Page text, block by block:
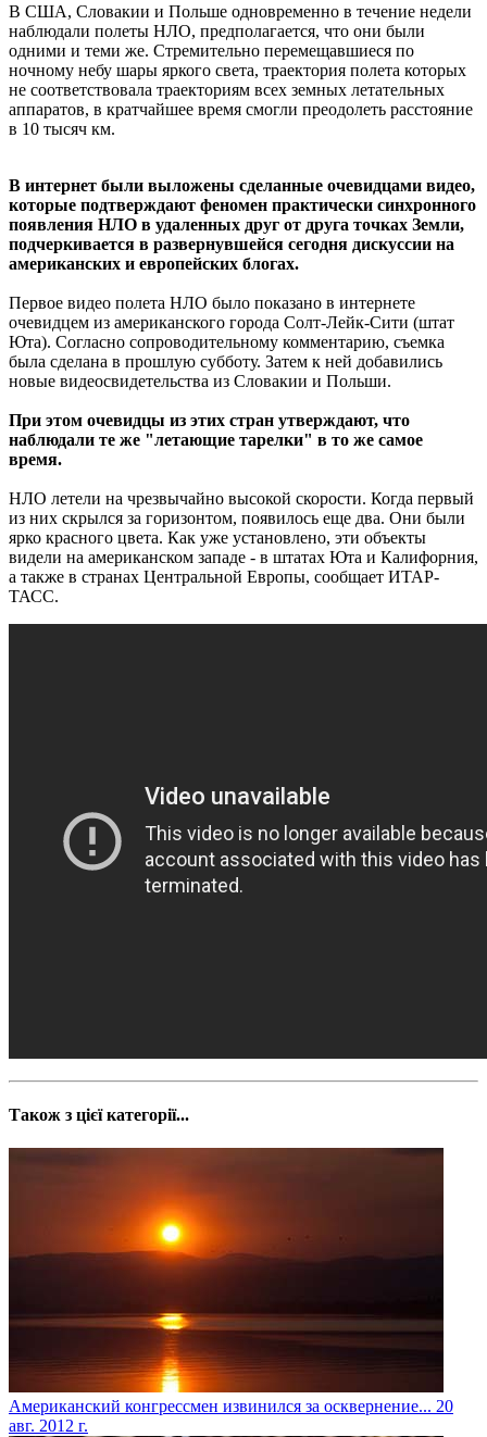
В США, Словакии и Польше одновременно в течение недели
наблюдали полеты НЛО, предполагается, что они были
одними и теми же. Стремительно перемещавшиеся по
ночному небу шары яркого света, траектория полета которых
не соответствовала траекториям всех земных летательных
аппаратов, в кратчайшее время смогли преодолеть расстояние
в 10 тысяч км.
В интернет были выложены сделанные очевидцами видео,
которые подтверждают феномен практически синхронного
появления НЛО в удаленных друг от друга точках Земли,
подчеркивается в развернувшейся сегодня дискуссии на
американских и европейских блогах.
Первое видео полета НЛО было показано в интернете
очевидцем из американского города Солт-Лейк-Сити (штат
Юта). Согласно сопроводительному комментарию, съемка
была сделана в прошлую субботу. Затем к ней добавились
новые видеосвидетельства из Словакии и Польши.
При этом очевидцы из этих стран утверждают, что
наблюдали те же "летающие тарелки" в то же самое
время.
НЛО летели на чрезвычайно высокой скорости. Когда первый
из них скрылся за горизонтом, появилось еще два. Они были
ярко красного цвета. Как уже установлено, эти объекты
видели на американском западе - в штатах Юта и Калифорния,
а также в странах Центральной Европы, сообщает ИТАР-
ТАСС.
Також з цієї категорії...
Американский конгрессмен извинился за осквернение... 20
авг. 2012 г.